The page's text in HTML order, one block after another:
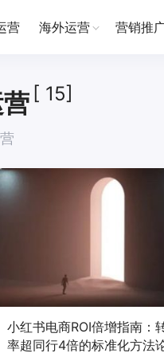
营 海外运营 营销推
[ 15]
小红书电商ROI倍增指南：
率超同行4倍的标准化方法